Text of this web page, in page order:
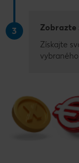
3
Zobrazte
Získajte